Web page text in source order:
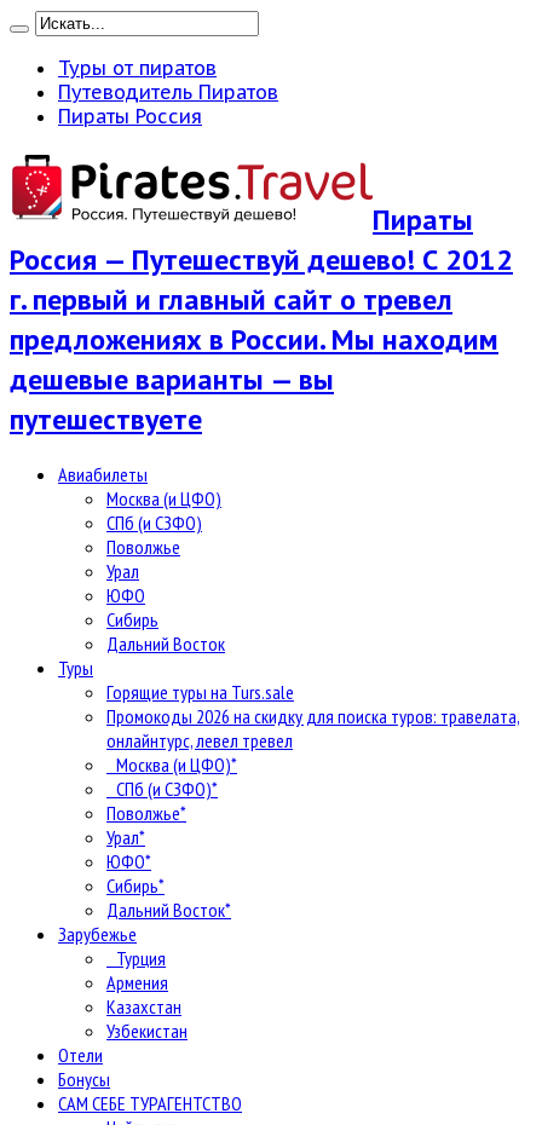
Туры от пиратов
Путеводитель Пиратов
Пираты Россия
Пираты
Россия — Путешествуй дешево! С 2012
г. первый и главный сайт о тревел
предложениях в России. Мы находим
дешевые варианты — вы
путешествуете
Авиабилеты
Москва (и ЦФО)
СПб (и СЗФО)
Поволжье
Урал
ЮФО
Сибирь
Дальний Восток
Туры
Горящие туры на Turs.sale
Промокоды 2026 на скидку для поиска туров: травелата,
онлайнтурс, левел тревел
Москва (и ЦФО)*
СПб (и СЗФО)*
Поволжье*
Урал*
ЮФО*
Сибирь*
Дальний Восток*
Зарубежье
Турция
Армения
Казахстан
Узбекистан
Отели
Бонусы
САМ СЕБЕ ТУРАГЕНТСТВО